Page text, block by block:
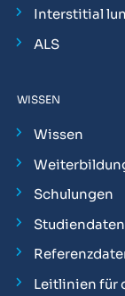
Interstitial
ALS
WISSEN
Wissen
Schulungen
Leitlinien für